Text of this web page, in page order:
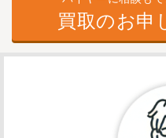
買取のお申